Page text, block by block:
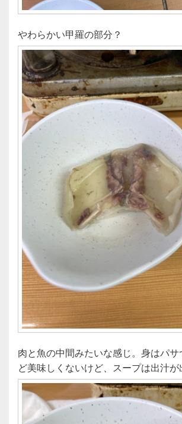
やわらかい甲羅の部分？
肉と魚の中間みたいな感じ。身はパ
ど美味しくないけど、スープは出汁が